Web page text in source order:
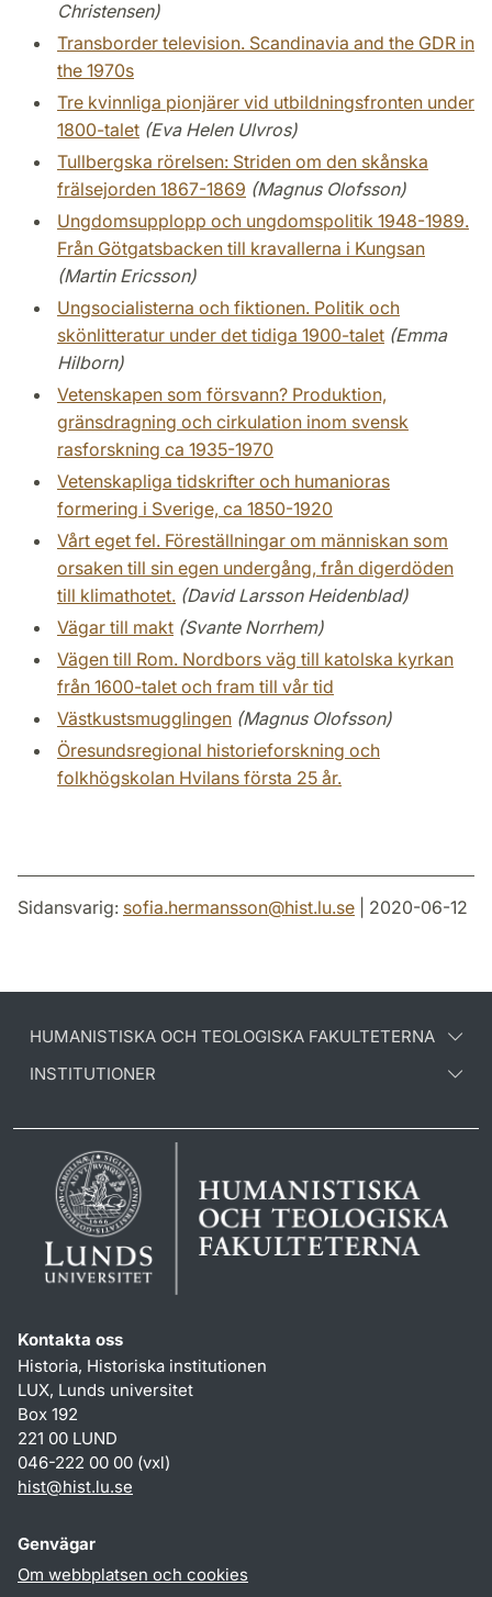
Christensen)
Transborder television. Scandinavia and the GDR in
the 1970s
Tre kvinnliga pionjärer vid utbildningsfronten under
1800-talet (Eva Helen Ulvros)
Tullbergska rörelsen: Striden om den skånska
frälsejorden 1867-1869 (Magnus Olofsson)
Ungdomsupplopp och ungdomspolitik 1948-1989.
Från Götgatsbacken till kravallerna i Kungsan
(Martin Ericsson)
Ungsocialisterna och fiktionen. Politik och
skönlitteratur under det tidiga 1900-talet (Emma
Hilborn)
Vetenskapen som försvann? Produktion,
gränsdragning och cirkulation inom svensk
rasforskning ca 1935-1970
Vetenskapliga tidskrifter och humanioras
formering i Sverige, ca 1850-1920
Vårt eget fel. Föreställningar om människan som
orsaken till sin egen undergång, från digerdöden
till klimathotet. (David Larsson Heidenblad)
Vägar till makt (Svante Norrhem)
Vägen till Rom. Nordbors väg till katolska kyrkan
från 1600-talet och fram till vår tid
Västkustsmugglingen (Magnus Olofsson)
Öresundsregional historieforskning och
folkhögskolan Hvilans första 25 år.
Sidansvarig: sofia.hermansson@hist.lu.se | 2020-06-12
HUMANISTISKA OCH TEOLOGISKA FAKULTETERNA
INSTITUTIONER
Kontakta oss
Historia, Historiska institutionen
LUX, Lunds universitet
Box 192
221 00 LUND
046-222 00 00 (vxl)
hist@hist.lu.se
Genvägar
Om webbplatsen och cookies